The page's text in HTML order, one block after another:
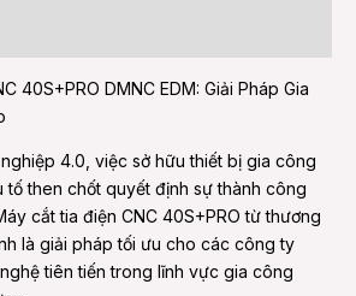
40S+PRO DMNC EDM: Giải Pháp Gia
4.0, việc sở hữu thiết bị gia công
tố then chốt quyết định sự thành công
cắt tia điện CNC 40S+PRO từ thương
là giải pháp tối ưu cho các công ty
tiên tiến trong lĩnh vực gia công